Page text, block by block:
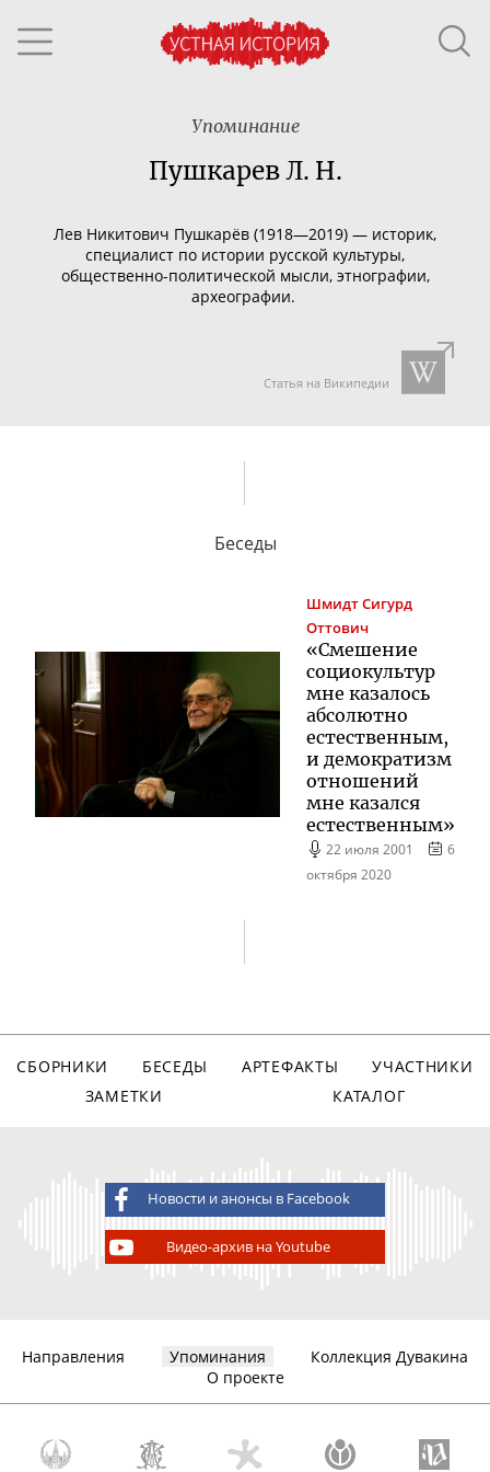
Упоминание
Пушкарев Л. Н.
Лев Никитович Пушкарёв (1918—2019) — историк,
специалист по истории русской культуры,
общественно-политической мысли, этнографии,
археографии.
Статья на Википедии
Беседы
ШмидтСигурд
Оттович
«Смешение
социокультур
мне казалось
абсолютно
естественным,
и демократизм
отношений
мне казался
естественным»
22 июля 2001
6
октября 2020
СБОРНИКИ БЕСЕДЫ АРТЕФАКТЫ
УЧАСТНИКИ
ЗАМЕТКИ
КАТАЛОГ
Новости и анонсы в Facebook
Видео-архив на Youtube
Направления Упоминания
Коллекция Дувакина
О проекте